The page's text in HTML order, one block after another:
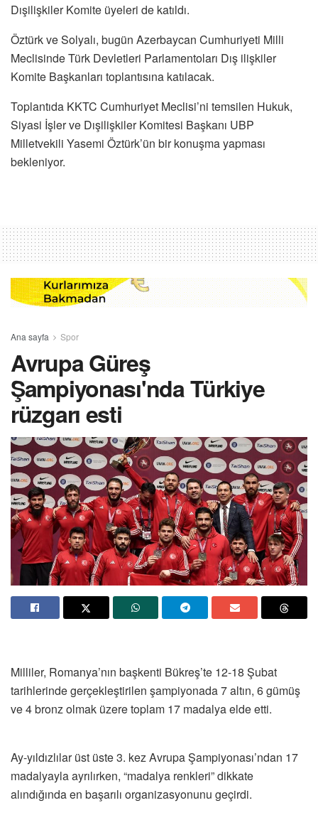
Dışilişkiler Komite üyeleri de katıldı.
Öztürk ve Solyalı, bugün Azerbaycan Cumhuriyeti Milli
Meclisinde Türk Devletleri Parlamentoları Dış ilişkiler
Komite Başkanları toplantısına katılacak.
Toplantıda KKTC Cumhuriyet Meclisi’ni temsilen Hukuk,
Siyasi İşler ve Dışilişkiler Komitesi Başkanı UBP
Milletvekili Yasemi Öztürk’ün bir konuşma yapması
bekleniyor.
Ana sayfa Spor
Avrupa Güreş
Şampiyonası'nda Türkiye
rüzgarı esti
Milliler, Romanya’nın başkenti Bükreş’te 12-18 Şubat
tarihlerinde gerçekleştirilen şampiyonada 7 altın, 6 gümüş
ve 4 bronz olmak üzere toplam 17 madalya elde etti.
Ay-yıldızlılar üst üste 3. kez Avrupa Şampiyonası’ndan 17
madalyayla ayrılırken, “madalya renkleri” dikkate
alındığında en başarılı organizasyonunu geçirdi.